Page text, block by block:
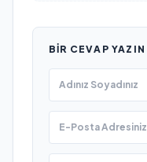
BIR CEVAP YAZIN